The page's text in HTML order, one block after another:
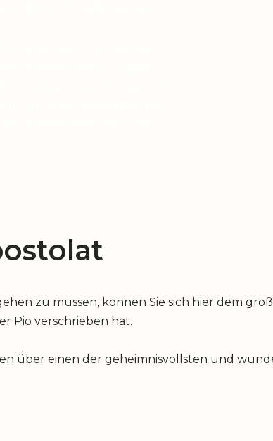
zu müssen, können Sie sich hier dem
Pio verschrieben hat.
über einen der geheimnisvollsten und